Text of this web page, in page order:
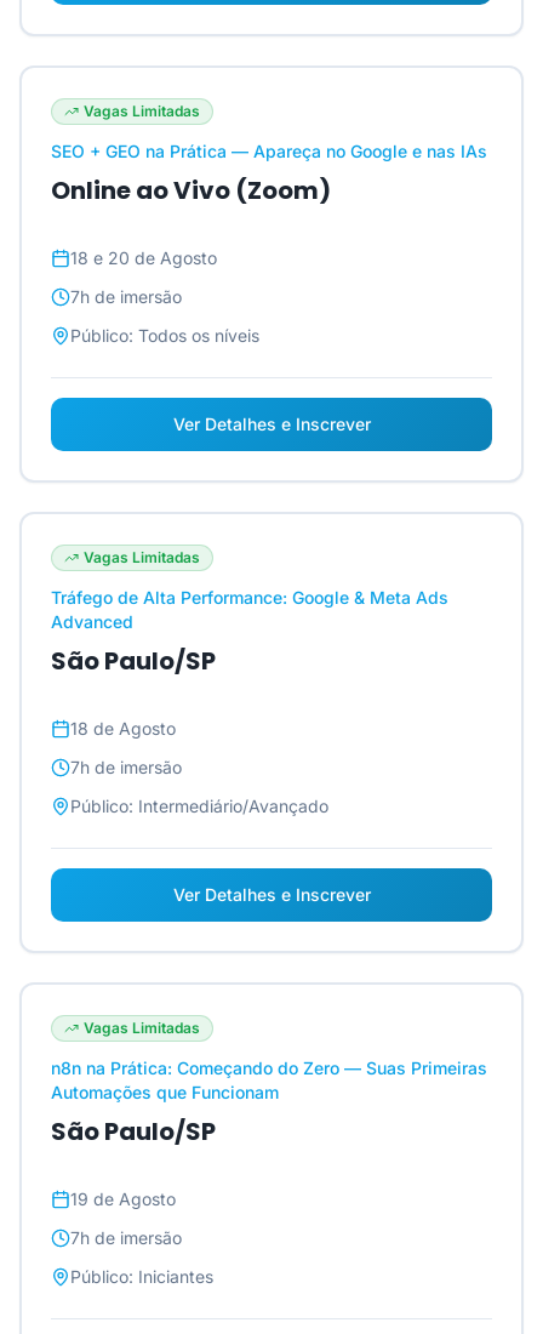
Vagas Limitadas
SEO + GEO na Prática — Apareça no Google e nas IAs
Online ao Vivo (Zoom)
18 e 20 de Agosto
7h de imersão
Público: Todos os níveis
Ver Detalhes e Inscrever
Vagas Limitadas
Tráfego de Alta Performance: Google & Meta Ads
Advanced
São Paulo/SP
18 de Agosto
7h de imersão
Público: Intermediário/Avançado
Ver Detalhes e Inscrever
Vagas Limitadas
n8n na Prática: Começando do Zero — Suas Primeiras
Automações que Funcionam
São Paulo/SP
19 de Agosto
7h de imersão
Público: Iniciantes